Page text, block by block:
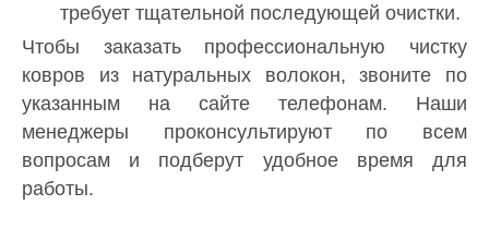
требует тщательной последующей очистки.
Чтобы заказать профессиональную чистку
ковров из натуральных волокон, звоните по
указанным на сайте телефонам. Наши
менеджеры проконсультируют по всем
вопросам и подберут удобное время для
работы.